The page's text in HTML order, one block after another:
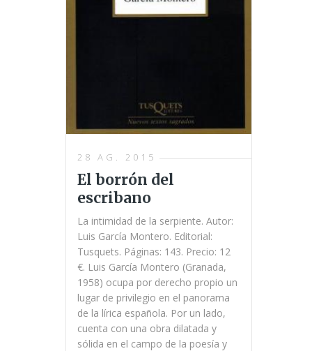
28 AG. 2015
El borrón del
escribano
La intimidad de la serpiente. Autor:
Luis García Montero. Editorial:
Tusquets. Páginas: 143. Precio: 12
€. Luis García Montero (Granada,
1958) ocupa por derecho propio un
lugar de privilegio en el panorama
de la lírica española. Por un lado,
cuenta con una obra dilatada y
sólida en el campo de la poesía y